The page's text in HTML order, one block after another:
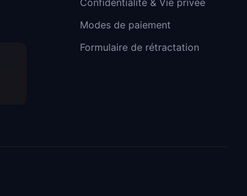
Confidentialité & Vie privée
Modes de paiement
Formulaire de rétractation